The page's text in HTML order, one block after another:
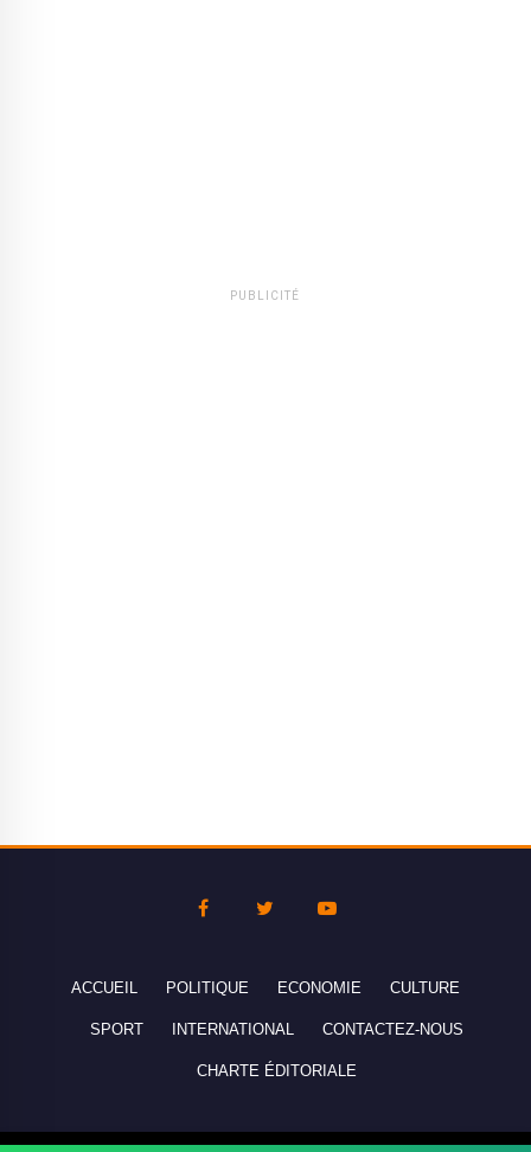
PUBLICITÉ
ACCUEIL POLITIQUE ECONOMIE CULTURE
SPORT INTERNATIONAL CONTACTEZ-NOUS
CHARTE ÉDITORIALE